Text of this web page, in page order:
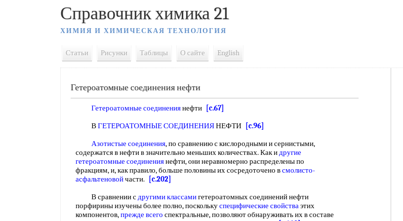
Справочник химика 21
ХИМИЯ И ХИМИЧЕСКАЯ ТЕХНОЛОГИЯ
Статьи Рисунки Таблицы О сайте English
Гетероатомные соединения нефти
Гетероатомные соединениянефти
[c.67]
ВГЕТЕРОАТОМНЫЕ СОЕДИНЕНИЯНЕФТИ
[c.96]
Азотистые соединения, по сравнению с кислородными и сернистыми,
содержатся в нефти в значительно меньших количествах. Как идругие
гетероатомные соединениянефти, они неравномерно распределены по
фракциям, и, как правило, больше половины их сосредоточено всмолисто-
асфальтеновойчасти.
[c.202]
В сравнении сдругими классамигетероатомных соединений нефти
порфирины изучены более полно, посколькуспецифические свойстваэтих
компонентов,прежде всего спектральные, позволяют обнаруживать их в составе